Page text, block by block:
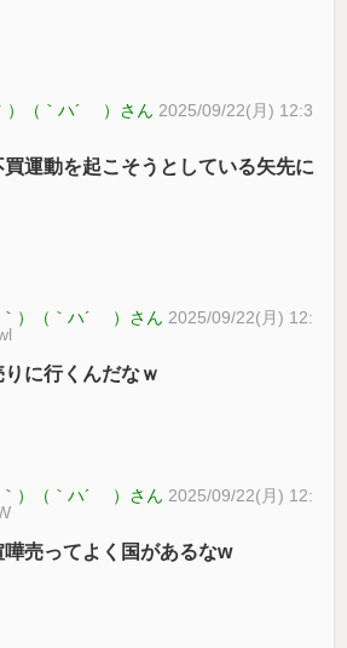
）（｀ハ´ ）さん 2025/09/22(月) 12:3
運動を起こそうとしている矢先に
｀）（｀ハ´ ）さん 2025/09/22(月) 12:
に行くんだなｗ
｀）（｀ハ´ ）さん 2025/09/22(月) 12:
売ってよく国があるなw